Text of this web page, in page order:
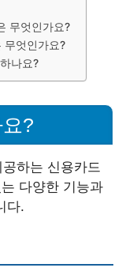
무엇인가요?
무엇인가요?
나요?
?
하는 신용카드
다양한 기능과
다.